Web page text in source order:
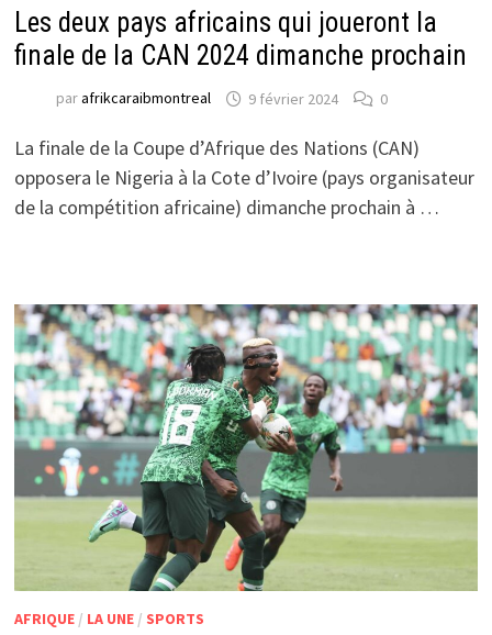
Les deux pays africains qui joueront la
finale de la CAN 2024 dimanche prochain
parafrikcaraibmontreal 9 février 2024 0
La finale de la Coupe d’Afrique des Nations (CAN)
opposera le Nigeria à la Cote d’Ivoire (pays organisateur
de la compétition africaine) dimanche prochain à …
AFRIQUE/ LA UNE/ SPORTS